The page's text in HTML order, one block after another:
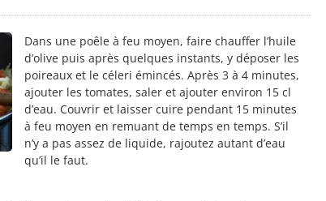
Dans une poêle à feu moyen, faire chauffer l’huile
d’olive puis après quelques instants, y déposer les
poireaux et le céleri émincés. Après 3 à 4 minutes,
ajouter les tomates, saler et ajouter environ 15 cl
d’eau. Couvrir et laisser cuire pendant 15 minutes
à feu moyen en remuant de temps en temps. S’il
n’y a pas assez de liquide, rajoutez autant d’eau
qu’il le faut.